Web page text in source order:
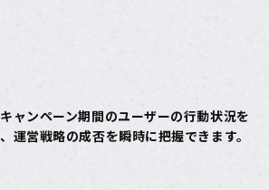
ャンペーン期間のユーザーの行動状況を
運営戦略の成否を瞬時に把握できます。